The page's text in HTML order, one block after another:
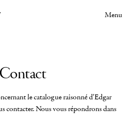
Menu
Contact
le catalogue raisonné d'Edgar
contacter. Nous vous répondrons dans